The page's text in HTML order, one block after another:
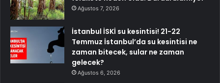
Ağustos 7, 2026
İstanbul İSKİ su kesintisi! 21-22
Temmuz İstanbul’da su kesintisi ne
zaman bitecek, sular ne zaman
gelecek?
Ağustos 6, 2026